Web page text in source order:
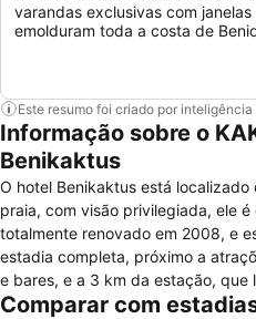
varandas exclusivas com
emolduram toda a costa de
Este resumo foi criado por
Informação sobre o
Benikaktus
O hotel Benikaktus está
praia, com visão privilegiada, ele
totalmente renovado em 2008, e
estadia completa, próximo a
e bares, e a 3 km da estação, que
El Altet. Os quartos são
Comparar com